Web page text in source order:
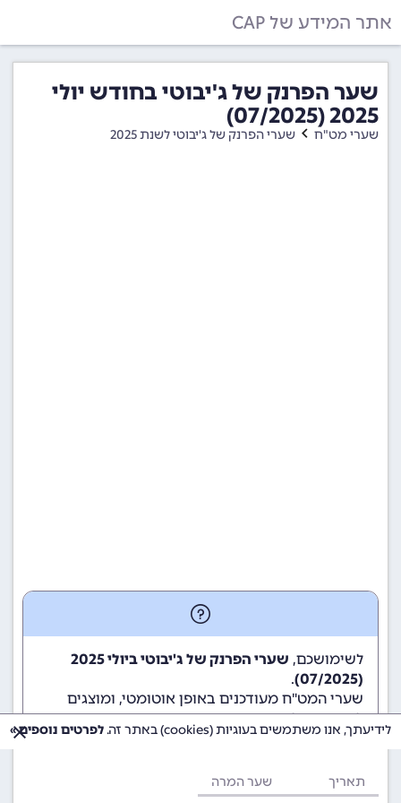
אתר המידע של CAP
שער הפרנק של ג'יבוטי בחודש יולי
2025 (07/2025)
שערי מט"ח שערי הפרנק של ג'יבוטי לשנת 2025
לשימושכם,
שערי הפרנק של ג'יבוטי ביולי 2025
(07/2025)
.
שערי המט"ח מעודכנים באופן אוטומטי, ומוצגים
לשימוש גולשי ומשתמשי האתר.
תאריך שער המרה
לידיעתך, אנו משתמשים בעוגיות (cookies) באתר זה. לפרטים נוספים »